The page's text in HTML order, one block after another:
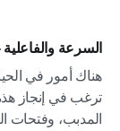
السرعة
هناك أمور في
ترغب في إنجاز
المدبب، وفتحات